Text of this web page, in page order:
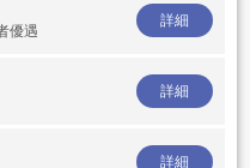
優遇
詳細
詳細
詳細